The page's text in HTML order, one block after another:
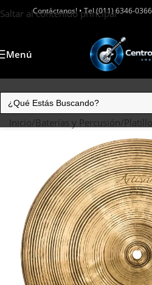
Saltar al contenido principal
Contáctanos! • Tel (011) 6346-
Menú
Inicio/Baterías y Percusión/